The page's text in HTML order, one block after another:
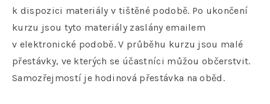
k dispozici materiály v tištěné podobě. Po ukončení
kurzu jsou tyto materiály zaslány emailem
v elektronické podobě. V průběhu kurzu jsou malé
přestávky, ve kterých se účastníci můžou občerstvit.
Samozřejmostí je hodinová přestávka na oběd.